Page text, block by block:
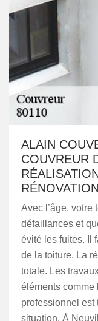
ALAIN
COUVREUR
RÉNOVATION
Avec l’âge, votre
défaillances et
évité les fuites. Il
de la toiture. La
totale. Les
éléments comme
professionnel
situation. À